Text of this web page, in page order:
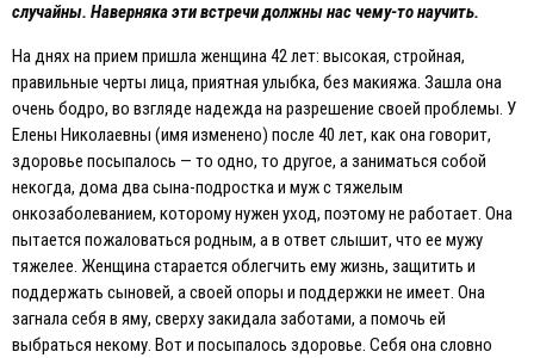
случайны. Наверняка эти встречи должны нас чему-то научить.
На днях на прием пришла женщина 42 лет: высокая, стройная,
правильные черты лица, приятная улыбка, без макияжа. Зашла она
очень бодро, во взгляде надежда на разрешение своей проблемы. У
Eлены Николаевны (имя изменено) после 40 лет, как она говорит,
здоровье посыпалось — то одно, то другое, а заниматься собой
некогда, дома два сына-подростка и муж с тяжелым
онкозаболеванием, которому нужен уход, поэтому не работает. Она
пытается пожаловаться родным, а в ответ слышит, что ее мужу
тяжелее. Женщина старается облегчить ему жизнь, защитить и
поддержать сыновей, а своей опоры и поддержки не имеет. Она
загнала себя в яму, сверху закидала заботами, а помочь ей
выбраться некому. Вот и посыпалось здоровье. Себя она словно